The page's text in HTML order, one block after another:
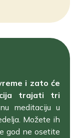
i zato će
trajati tri
meditaciju u
Možete ih
god ne osetite